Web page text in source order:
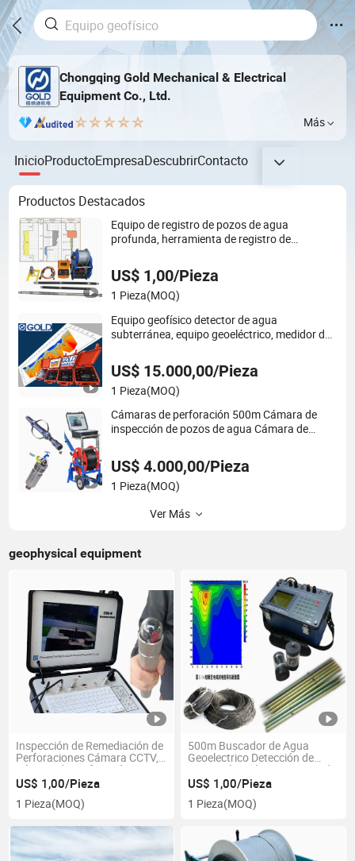
Chongqing Gold Mechanical & Electrical
Equipment Co., Ltd.
Más
InicioProductoEmpresaDescubrirContacto
Productos Destacados
Equipo de registro de pozos de agua
profunda, herramienta de registro de
de agujeros, herramienta de registro de pozos,
equipo geofísico de registro de agujeros a la
venta
US$ 1,00/Pieza
1 Pieza(MOQ)
Equipo geofísico detector de agua
subterránea, equipo geoeléctrico, medidor de
tomógrafo de resistividad Terrameter
US$ 15.000,00/Pieza
1 Pieza(MOQ)
Cámaras de perforación 500m Cámara de
inspección de pozos de agua Cámara de
US$ 4.000,00/Pieza
1 Pieza(MOQ)
Ver Más
geophysical equipment
Inspección de Remediación de
Perforaciones Cámara CCTV,
Cámara de Perforación,
Cámara de Pozo de Agua en
Venta Cámara Subterránea de
Pozo Profundo Cámara de
US$ 1,00/Pieza
1 Pieza(MOQ)
500m Buscador de Agua
Geoelectrico Detección de
Agua Subterránea Detector de
Agua Subterránea Detector de
Agua Subterránea Dzd-6A
Equipo Geofísico Medidor de
US$ 1,00/Pieza
1 Pieza(MOQ)